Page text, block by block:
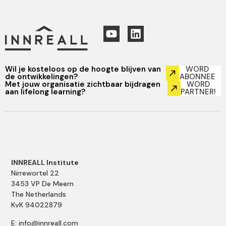
Wil je kosteloos op de hoogte blijven van
de ontwikkelingen?
WORD
ABONNEE
Met jouw organisatie zichtbaar bijdragen
aan lifelong learning?
WORD
PARTNER!
INNREALL Institute
Nirrewortel 22
3453 VP De Meern
The Netherlands
KvK 94022879
E: info@innreall.com